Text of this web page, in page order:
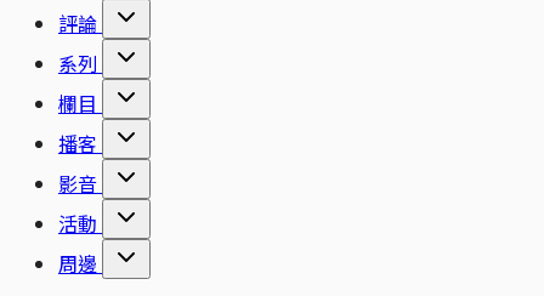
評論
系列
欄目
播客
影音
活動
周邊